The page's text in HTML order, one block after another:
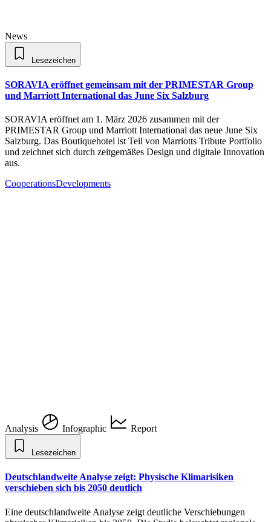
News
Lesezeichen
SORAVIA eröffnet gemeinsam mit der PRIMESTAR Group
und Marriott International das June Six Salzburg
SORAVIA eröffnet am 1. März 2026 zusammen mit der
PRIMESTAR Group und Marriott International das neue June Six
Salzburg. Das Boutiquehotel ist Teil von Marriotts Tribute Portfolio
und zeichnet sich durch zeitgemäßes Design und digitale Innovation
aus.
CooperationsDevelopments
Analysis Infographic Report
Lesezeichen
Deutschlandweite Analyse zeigt: Physische Klimarisiken
verschieben sich bis 2050 deutlich
Eine deutschlandweite Analyse zeigt deutliche Verschiebungen